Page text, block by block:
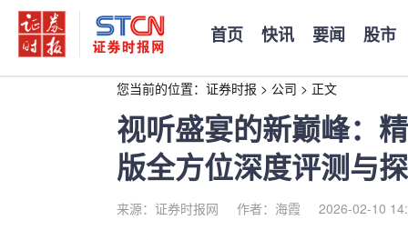
首页 快讯 要闻 股市
您当前的位置： 证券时报 > 公司 > 正文
视听盛宴的新巅峰：
版全方位深度评测与
来源：证券时报网 作者：海霞 2026-02-10